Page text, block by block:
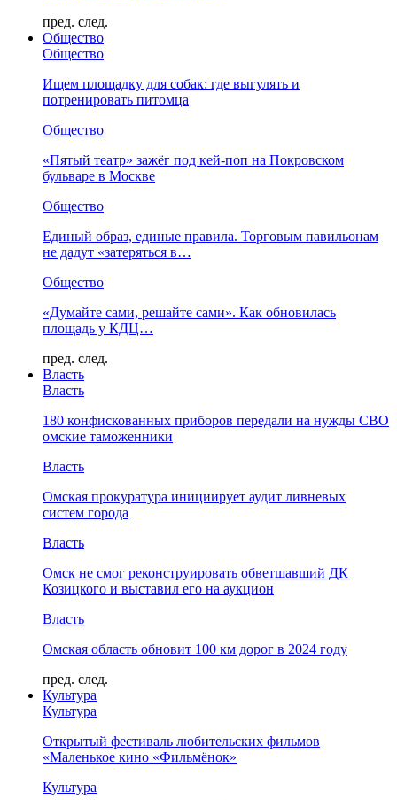
пред. след.
Общество
Общество
Ищем площадку для собак: где выгулять и
потренировать питомца
Общество
«Пятый театр» зажёг под кей-поп на Покровском
бульваре в Москве
Общество
Единый образ, единые правила. Торговым павильонам
не дадут «затеряться в…
Общество
«Думайте сами, решайте сами». Как обновилась
площадь у КДЦ…
пред. след.
Власть
Власть
180 конфискованных приборов передали на нужды СВО
омские таможенники
Власть
Омская прокуратура инициирует аудит ливневых
систем города
Власть
Омск не смог реконструировать обветшавший ДК
Козицкого и выставил его на аукцион
Власть
Омская область обновит 100 км дорог в 2024 году
пред. след.
Культура
Культура
Открытый фестиваль любительских фильмов
«Маленькое кино «Фильмёнок»
Культура